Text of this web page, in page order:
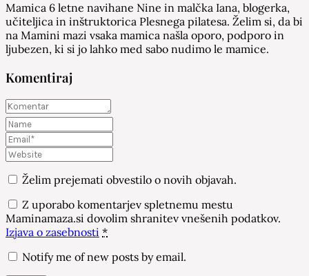
Mamica 6 letne navihane Nine in malčka Iana, blogerka,
učiteljica in inštruktorica Plesnega pilatesa. Želim si, da bi
na Mamini mazi vsaka mamica našla oporo, podporo in
ljubezen, ki si jo lahko med sabo nudimo le mamice.
Komentiraj
Želim prejemati obvestilo o novih objavah.
Z uporabo komentarjev spletnemu mestu
Maminamaza.si dovolim shranitev vnešenih podatkov.
Izjava o zasebnosti *
Notify me of new posts by email.